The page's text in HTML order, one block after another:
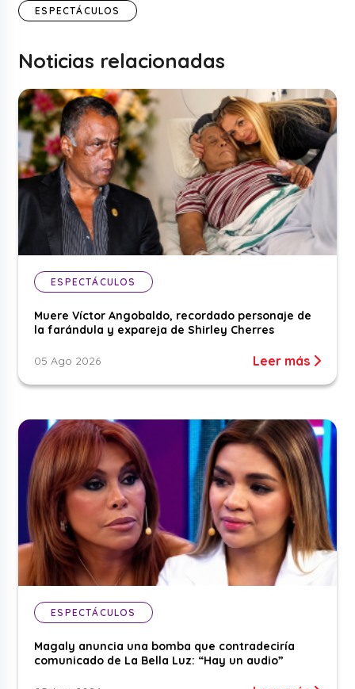
ESPECTÁCULOS
Noticias relacionadas
ESPECTÁCULOS
Muere Víctor Angobaldo, recordado personaje de
la farándula y expareja de Shirley Cherres
05 Ago 2026 Leer más
ESPECTÁCULOS
Magaly anuncia una bomba que contradeciría
comunicado de La Bella Luz: “Hay un audio”